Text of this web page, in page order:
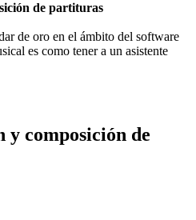
de partituras
de oro en el ámbito del software
es como tener a un asistente
y composición de